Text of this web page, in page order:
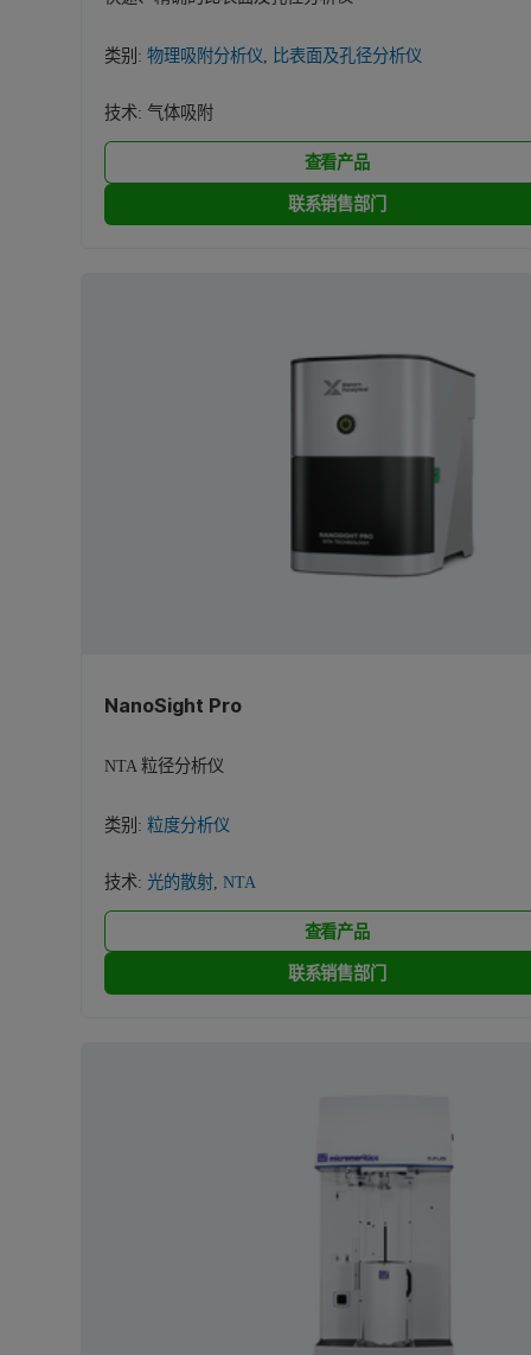
类别:物理吸附分析仪 比表面及孔径分析仪
技术:气体吸附
查看产品
联系销售部门
NanoSight Pro
NTA 粒径分析仪
类别:粒度分析仪
技术:光的散射 ,NTA
查看产品
联系销售部门